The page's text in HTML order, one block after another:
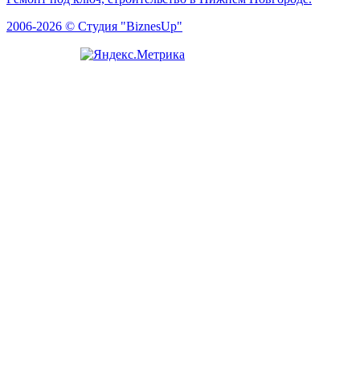
2006-2026 © Студия "BiznesUp"